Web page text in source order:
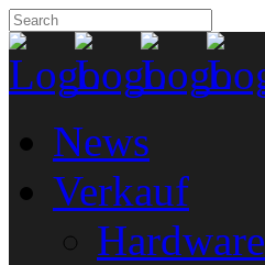
News
Verkauf
Hardware